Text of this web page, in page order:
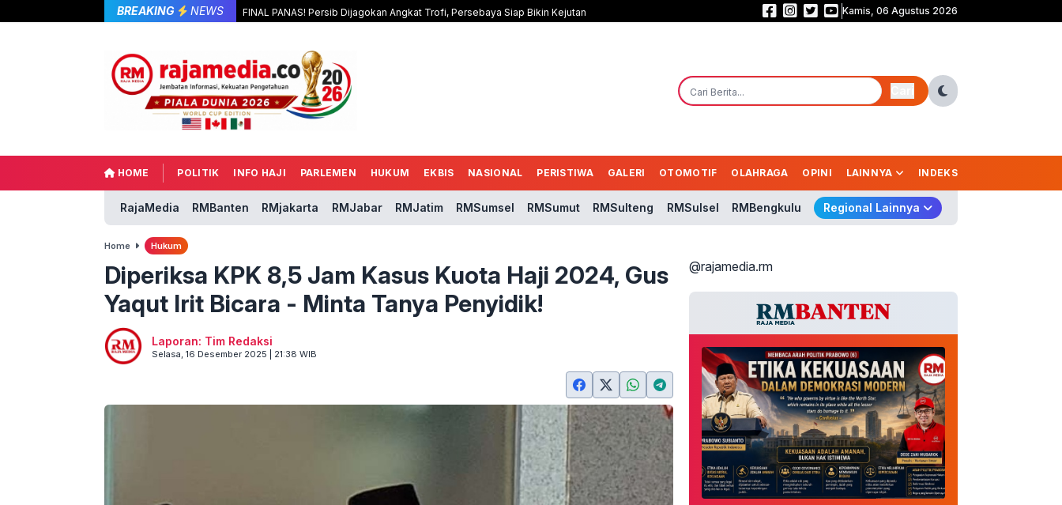
BREAKING NEWS FINAL PANAS! Persib Dijagokan Angkat Trofi, Persebaya Siap Bikin Kejutan Membaca Arah Politik Prabowo (6): Etika Kekuasaan dalam Demokrasi
Kamis, 06 Agustus 2026
HOME POLITIK INFO HAJI PARLEMEN HUKUM EKBIS NASIONAL PERISTIWA GALERI OTOMOTIF OLAHRAGA OPINI LAINNYA INDEKS
RajaMedia RMBanten RMjakarta RMJabar RMJatim RMSumsel RMSumut RMSulteng RMSulsel RMBengkulu Regional Lainnya
Home Hukum
Diperiksa KPK 8,5 Jam Kasus Kuota Haji 2024, Gus
Yaqut Irit Bicara - Minta Tanya Penyidik!
Laporan: Tim Redaksi
Selasa, 16 Desember 2025 | 21:38 WIB
@rajamedia.rm